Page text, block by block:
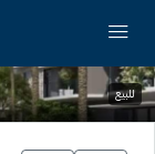
للبيع